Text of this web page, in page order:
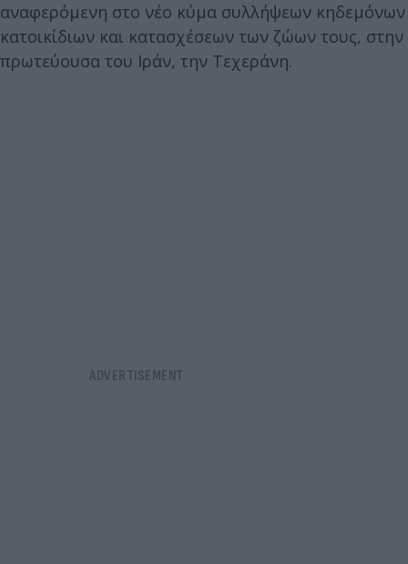
αναφερόμενη στο νέο κύμα συλλήψεων κηδεμόνων
κατοικίδιων και κατασχέσεων των ζώων τους, στην
πρωτεύουσα του Ιράν, την Τεχεράνη.